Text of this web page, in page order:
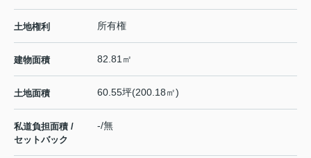
土地権利 所有権
建物面積 82.81㎡
土地面積 60.55坪(200.18㎡)
私道負担面積 /
セットバック
-/無